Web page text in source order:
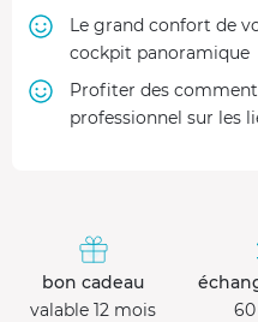
Le grand confort de
cockpit panoramique
Profiter des
professionnel sur les
bon cadeau
valable 12 mois